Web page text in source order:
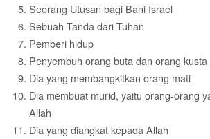
Seorang Utusan bagi Bani Israel
Sebuah Tanda dari Tuhan
Pemberi hidup
Penyembuh orang buta dan orang kusta
Dia yang membangkitkan orang mati
Dia membuat murid, yaitu orang-orang
Allah
Dia yang diangkat kepada Allah